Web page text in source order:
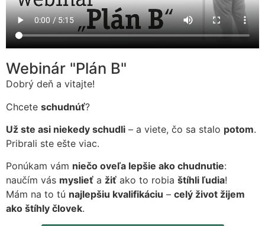
Webinár "Plán B"
Dobrý deň a vitajte!
Chcete schudnúť?
Už ste asi niekedy schudli – a viete, čo sa stalo potom.
Pribrali ste ešte viac.
Ponúkam vám niečo oveľa lepšie ako chudnutie:
naučím vás myslieť a žiť ako to robia štíhli ľudia!
Mám na to tú najlepšiu kvalifikáciu – celý život žijem
ako štíhly človek.